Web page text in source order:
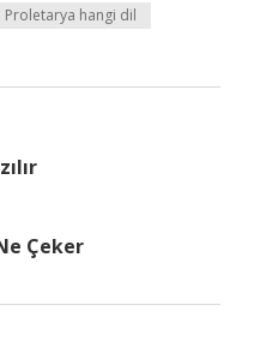
Proletarya hangi dil
Çeker